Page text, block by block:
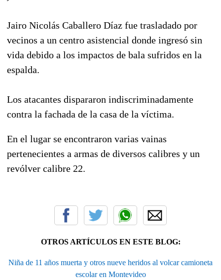
Jairo Nicolás Caballero Díaz fue trasladado por
vecinos a un centro asistencial donde ingresó sin
vida debido a los impactos de bala sufridos en la
espalda.
Los atacantes dispararon indiscriminadamente
contra la fachada de la casa de la víctima.
En el lugar se encontraron varias vainas
pertenecientes a armas de diversos calibres y un
revólver calibre 22.
OTROS ARTÍCULOS EN ESTE BLOG:
Niña de 11 años muerta y otros nueve heridos al volcar camioneta
escolar en Montevideo